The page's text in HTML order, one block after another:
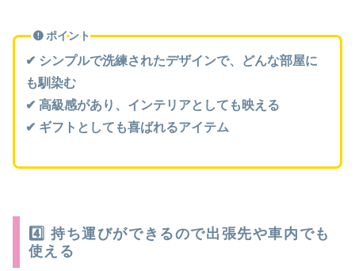
ポイント
✔ シンプルで洗練されたデザインで、どんな部屋に
も馴染む
✔ 高級感があり、インテリアとしても映える
✔ ギフトとしても喜ばれるアイテム
4️⃣ 持ち運びができるので出張先や車内でも
使える